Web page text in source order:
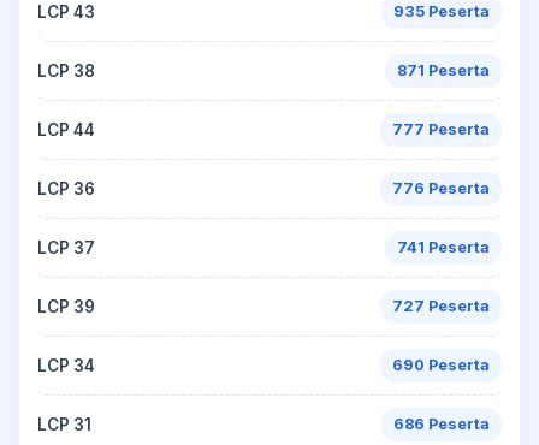
LCP 43 935 Peserta
LCP 38 871 Peserta
LCP 44 777 Peserta
LCP 36 776 Peserta
LCP 37 741 Peserta
LCP 39 727 Peserta
LCP 34 690 Peserta
LCP 31 686 Peserta